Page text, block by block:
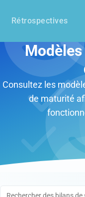
Rétrospectives
Consultez les
de maturité